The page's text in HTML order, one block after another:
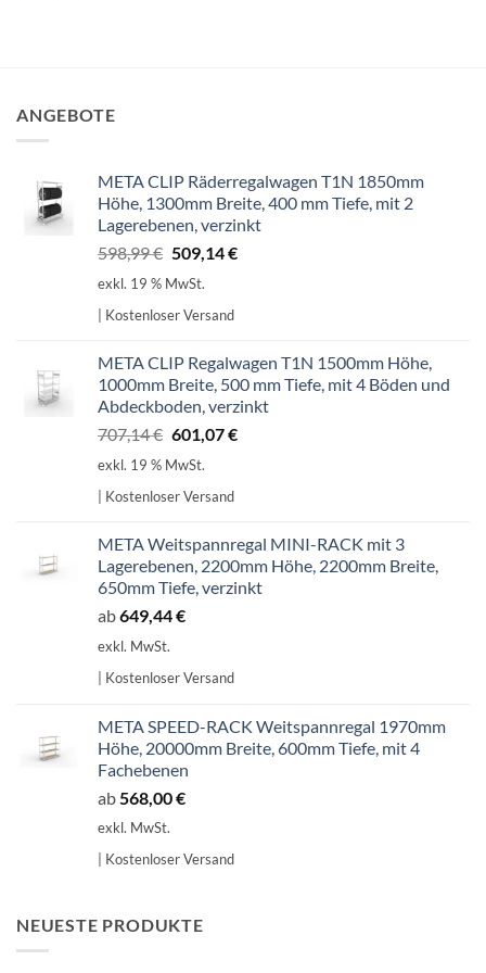
ANGEBOTE
META CLIP Räderregalwagen T1N 1850mm
Höhe, 1300mm Breite, 400 mm Tiefe, mit 2
Lagerebenen, verzinkt
598,99€ Ursprünglicher
Preis
598,99 €
509,14€Aktueller
exkl. 19 % MwSt.
| Kostenloser Versand
META CLIP Regalwagen T1N 1500mm Höhe,
1000mm Breite, 500 mm Tiefe, mit 4 Böden und
Abdeckboden, verzinkt
707,14€ Ursprünglicher
Preis
707,14 €
601,07€Aktueller
exkl. 19 % MwSt.
| Kostenloser Versand
META Weitspannregal MINI-RACK mit 3
Lagerebenen, 2200mm Höhe, 2200mm Breite,
650mm Tiefe, verzinkt
ab649,44€
exkl. MwSt.
| Kostenloser Versand
META SPEED-RACK Weitspannregal 1970mm
Höhe, 20000mm Breite, 600mm Tiefe, mit 4
Fachebenen
ab 568,00€
exkl. MwSt.
| Kostenloser Versand
NEUESTE PRODUKTE